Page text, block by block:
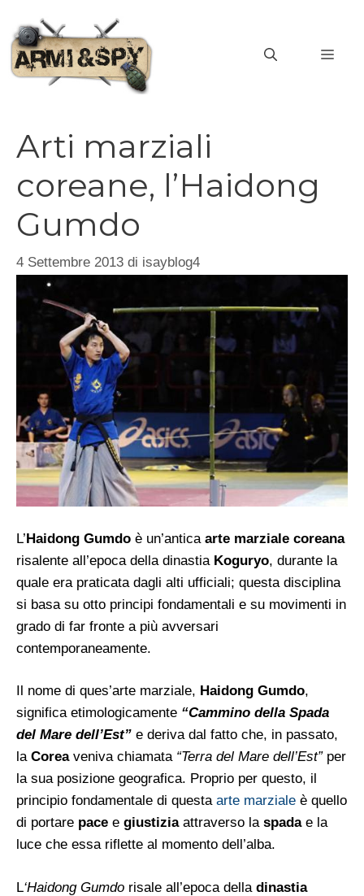
contenuto
Arti marziali
coreane, l’Haidong
Gumdo
4 Settembre 2013 di isayblog4
L’Haidong Gumdo è un’antica arte marziale coreana
risalente all’epoca della dinastia Koguryo, durante la
quale era praticata dagli alti ufficiali; questa disciplina
si basa su otto principi fondamentali e su movimenti in
grado di far fronte a più avversari
contemporaneamente.
Il nome di ques’arte marziale, Haidong Gumdo,
significa etimologicamente “Cammino della Spada
del Mare dell’Est” e deriva dal fatto che, in passato,
la Coreaveniva chiamata “Terra del Mare dell’Est”per
la sua posizione geografica. Proprio per questo, il
principio fondamentale di questa arte marziale è quello
di portare pace e giustiziaattraverso la spadae la
luce che essa riflette al momento dell’alba.
L‘Haidong Gumdo risale all’epoca della dinastia